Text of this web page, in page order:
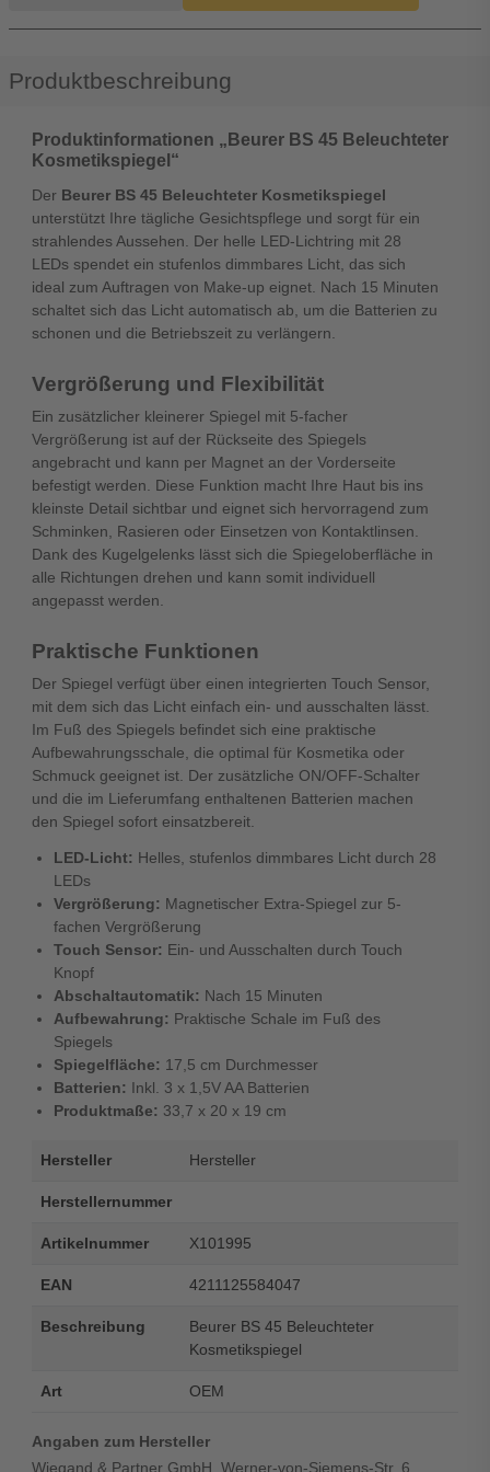
Produktbeschreibung
Produktinformationen „Beurer BS 45 Beleuchteter
Kosmetikspiegel“
Der Beurer BS 45 Beleuchteter Kosmetikspiegel
unterstützt Ihre tägliche Gesichtspflege und sorgt für ein
strahlendes Aussehen. Der helle LED-Lichtring mit 28
LEDs spendet ein stufenlos dimmbares Licht, das sich
ideal zum Auftragen von Make-up eignet. Nach 15 Minuten
schaltet sich das Licht automatisch ab, um die Batterien zu
schonen und die Betriebszeit zu verlängern.
Vergrößerung und Flexibilität
Ein zusätzlicher kleinerer Spiegel mit 5-facher
Vergrößerung ist auf der Rückseite des Spiegels
angebracht und kann per Magnet an der Vorderseite
befestigt werden. Diese Funktion macht Ihre Haut bis ins
kleinste Detail sichtbar und eignet sich hervorragend zum
Schminken, Rasieren oder Einsetzen von Kontaktlinsen.
Dank des Kugelgelenks lässt sich die Spiegeloberfläche in
alle Richtungen drehen und kann somit individuell
angepasst werden.
Praktische Funktionen
Der Spiegel verfügt über einen integrierten Touch Sensor,
mit dem sich das Licht einfach ein- und ausschalten lässt.
Im Fuß des Spiegels befindet sich eine praktische
Aufbewahrungsschale, die optimal für Kosmetika oder
Schmuck geeignet ist. Der zusätzliche ON/OFF-Schalter
und die im Lieferumfang enthaltenen Batterien machen
den Spiegel sofort einsatzbereit.
LED-Licht: Helles, stufenlos dimmbares Licht durch 28
LEDs
Vergrößerung: Magnetischer Extra-Spiegel zur 5-
fachen Vergrößerung
Touch Sensor: Ein- und Ausschalten durch Touch
Knopf
Abschaltautomatik: Nach 15 Minuten
Aufbewahrung: Praktische Schale im Fuß des
Spiegels
Spiegelfläche: 17,5 cm Durchmesser
Batterien: Inkl. 3 x 1,5V AA Batterien
Produktmaße: 33,7 x 20 x 19 cm
Hersteller Hersteller
Herstellernummer
Artikelnummer X101995
EAN 4211125584047
Beschreibung
Beurer BS 45 Beleuchteter
Kosmetikspiegel
Art OEM
Angaben zum Hersteller
Wiegand & Partner GmbH, Werner-von-Siemens-Str. 6,